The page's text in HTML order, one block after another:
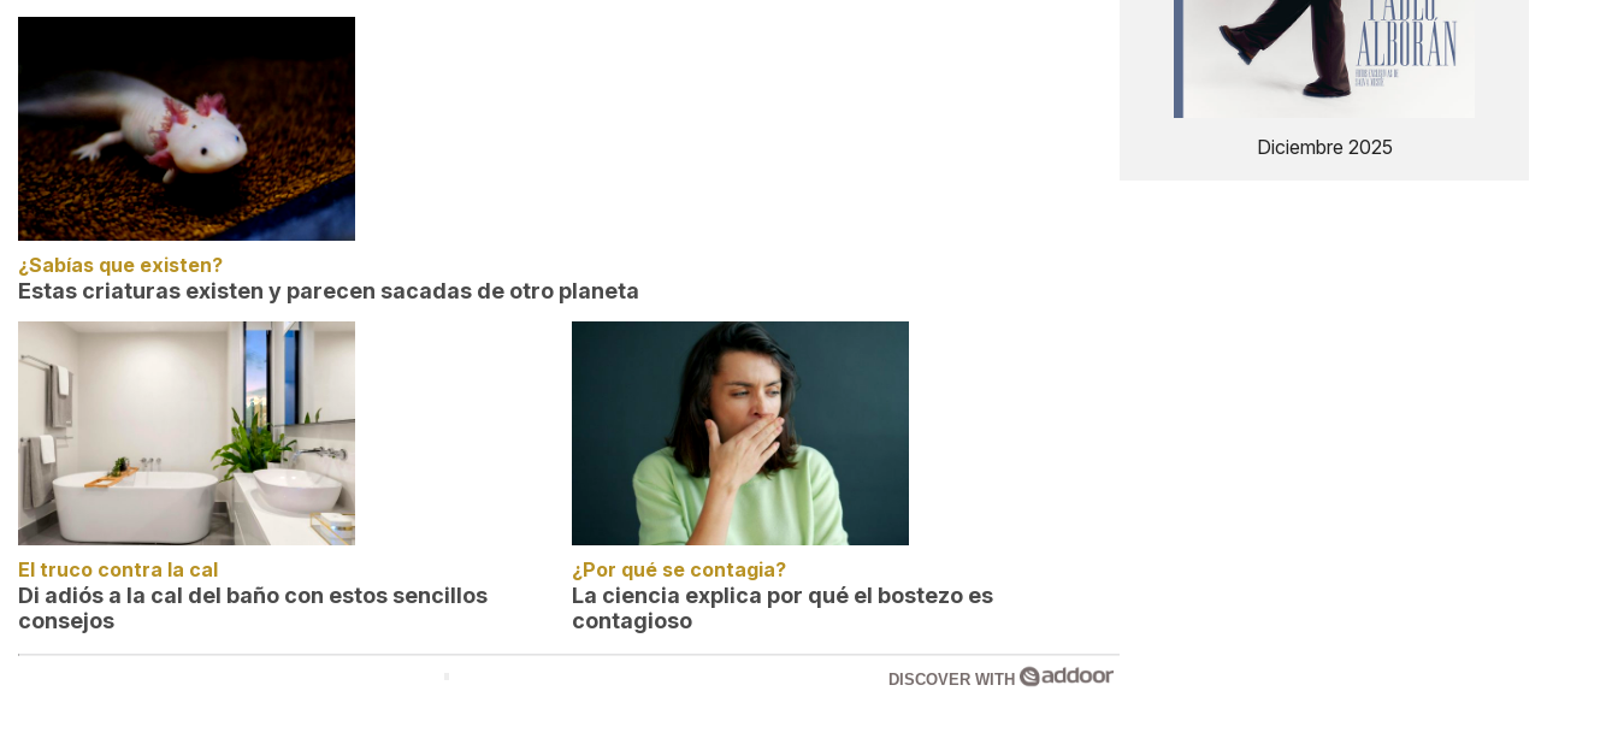
¿Sabías que existen?
Estas criaturas existen y parecen sacadas de otro planeta
El truco contra la cal
Di adiós a la cal del baño con estos sencillos
consejos
¿Por qué se contagia?
La ciencia explica por qué el bostezo es
contagioso
DISCOVER WITH
Diciembre 2025